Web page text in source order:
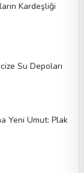
Kardeşliği
Su Depoları
Yeni Umut: Plak